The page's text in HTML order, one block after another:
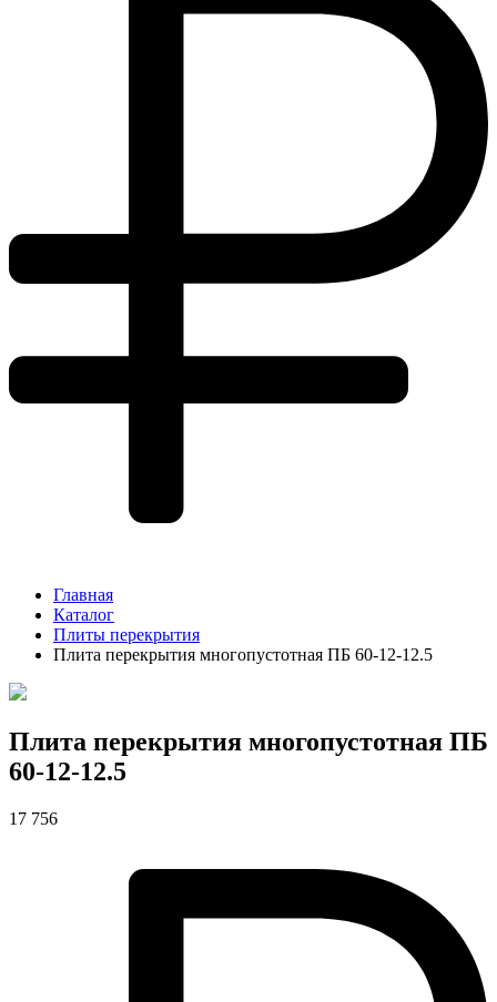
Главная
Каталог
Плиты перекрытия
Плита перекрытия многопустотная ПБ 60-12-12.5
Плита перекрытия многопустотная ПБ
60-12-12.5
17 756